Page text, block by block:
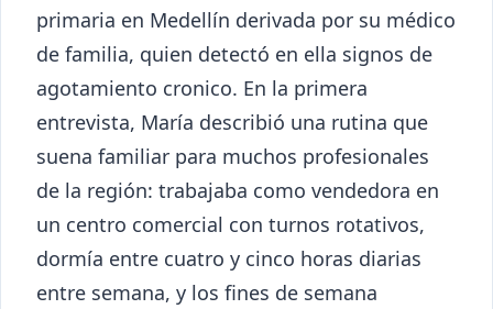
primaria en Medellín derivada por su médico
de familia, quien detectó en ella signos de
agotamiento cronico. En la primera
entrevista, María describió una rutina que
suena familiar para muchos profesionales
de la región: trabajaba como vendedora en
un centro comercial con turnos rotativos,
dormía entre cuatro y cinco horas diarias
entre semana, y los fines de semana